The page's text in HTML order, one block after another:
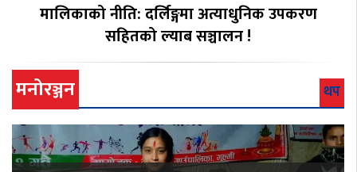
मालिकाको नीति: दर्लिङ्गमा अत्याधुनिक उपकरण
सहितको ल्याब सञ्चालन !
मनोरञ्जन थप